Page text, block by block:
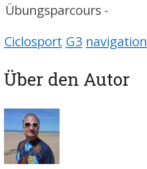
Übungsparcours -
Ciclosport G3 navigation
Über den Autor